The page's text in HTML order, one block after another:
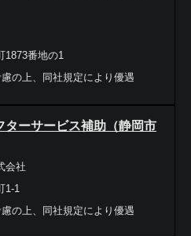
1873番地の1
の上、同社規定により優遇
ターサービス補助（静岡市
会社
1-1
の上、同社規定により優遇